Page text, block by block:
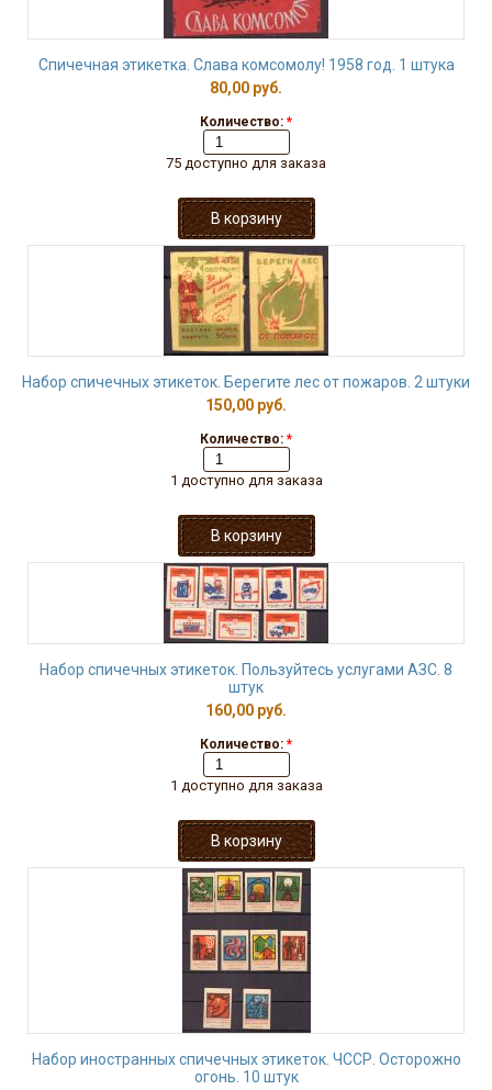
Спичечная этикетка. Слава комсомолу! 1958 год. 1 штука
80,00 руб.
Количество: *
75 доступно для заказа
Набор спичечных этикеток. Берегите лес от пожаров. 2 штуки
150,00 руб.
Количество: *
1 доступно для заказа
Набор спичечных этикеток. Пользуйтесь услугами АЗС. 8
штук
160,00 руб.
Количество: *
1 доступно для заказа
Набор иностранных спичечных этикеток. ЧССР. Осторожно
огонь. 10 штук